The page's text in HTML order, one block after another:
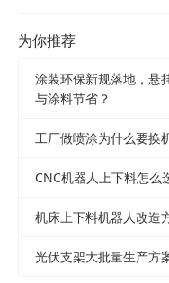
为你推荐
涂装环保新规落地，悬
与涂料节省？
工厂做喷涂为什么要换
CNC机器人上下料怎么
机床上下料机器人改造
光伏支架大批量生产方